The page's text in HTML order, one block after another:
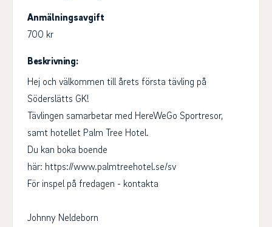
Anmälningsavgift
700 kr
Beskrivning:
Hej och välkommen till årets första tävling på
Söderslätts GK!
Tävlingen samarbetar med HereWeGo Sportresor,
samt hotellet Palm Tree Hotel.
Du kan boka boende
här: https://www.palmtreehotel.se/sv
För inspel på fredagen - kontakta
Johnny Neldeborn